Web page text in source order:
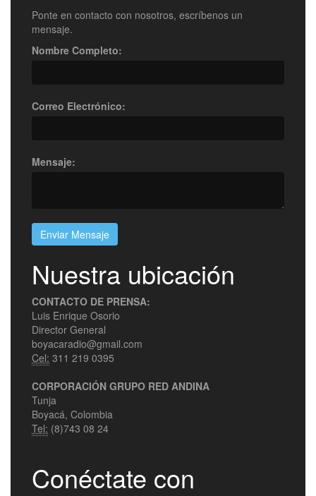
Ponte en contacto con nosotros, escríbenos un
mensaje.
Nombre Completo:
Correo Electrónico:
Mensaje:
Enviar Mensaje
Nuestra ubicación
CONTACTO DE PRENSA:
Luis Enrique Osorio
Director General
boyacaradio@gmail.com
Cel: 311 219 0395
CORPORACIÓN GRUPO RED ANDINA
Tunja
Boyacá, Colombia
Tel: (8)743 08 24
Conéctate con